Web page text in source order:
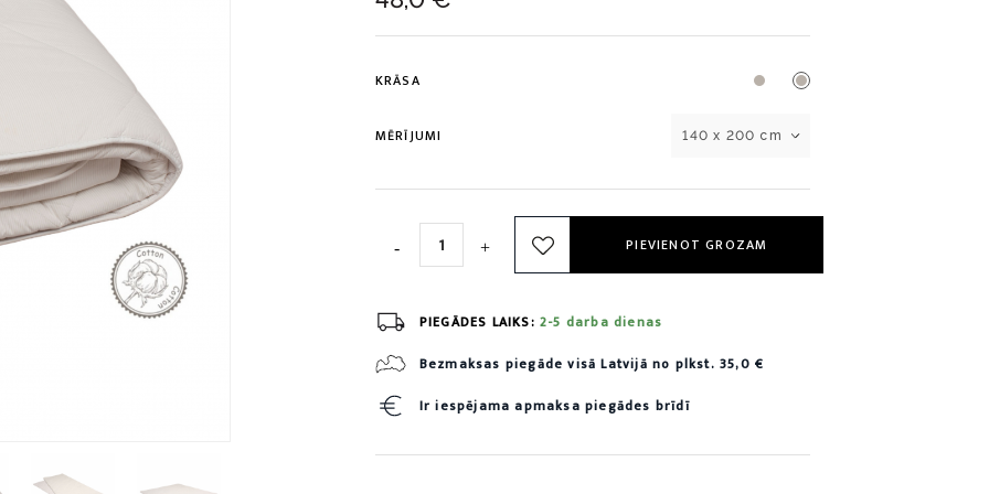
KRĀSA
MĒRĪJUMI 140 x 200 cm
PIEVIENOT GROZAM
PIEGĀDES LAIKS:2-5 darba dienas
Bezmaksas piegāde visā Latvijā no plkst. 35,0 €
Ir iespējama apmaksa piegādes brīdī